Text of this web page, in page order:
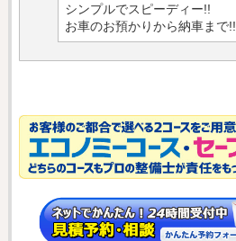
シンプルでスピーディー!!
お車のお預かりから納車まで!!